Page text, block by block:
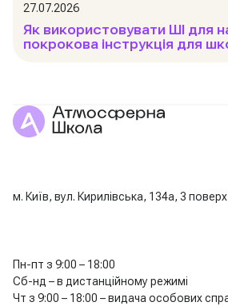
27.07.2026
Як використовувати ШІ для
покрокова інструкція для
м. Київ, вул. Кирилівська, 134а, 3 поверх
Пн-пт з 9:00 – 18:00
Сб-нд – в дистанційному режимі
Чт з 9:00 – 18:00 – видача особових